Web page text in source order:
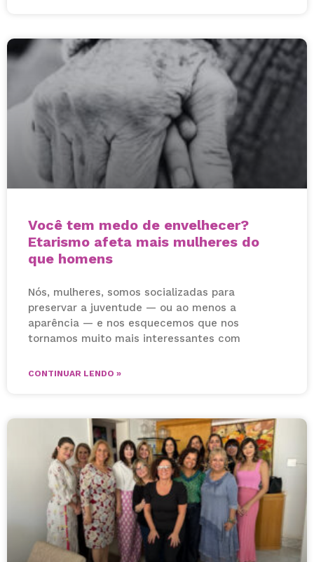
Você tem medo de envelhecer?
Etarismo afeta mais mulheres do
que homens
Nós, mulheres, somos socializadas para
preservar a juventude — ou ao menos a
aparência — e nos esquecemos que nos
tornamos muito mais interessantes com
CONTINUAR LENDO »